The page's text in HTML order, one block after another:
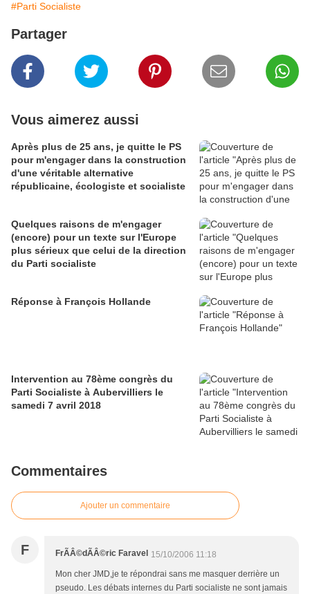
#Parti Socialiste
Partager
Vous aimerez aussi
Après plus de 25 ans, je quitte le PS
pour m'engager dans la construction
d'une véritable alternative
républicaine, écologiste et socialiste
Quelques raisons de m'engager
(encore) pour un texte sur l'Europe
plus sérieux que celui de la direction
du Parti socialiste
Réponse à François Hollande
Intervention au 78ème congrès du
Parti Socialiste à Aubervilliers le
samedi 7 avril 2018
Commentaires
Ajouter un commentaire
F FrÃÂ©dÃÂ©ric Faravel 15/10/2006 11:18
Mon cher JMD,je te répondrai sans me masquer derrière un
pseudo. Les débats internes du Parti socialiste ne sont jamais